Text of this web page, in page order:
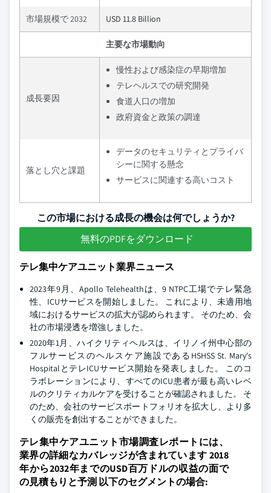
市場規模で 2032 USD 11.8 Billion
主要な市場動向
成長要因
慢性および感染症の早期増加
テレヘルスでの研究開発
食道人口の増加
政府資金と政策の調達
落とし穴と課題
データのセキュリティとプライバ
シーに関する懸念
サービスに関連する高いコスト
この市場における成長の機会は何でしょうか?
無料のPDFをダウンロード
テレ集中ケアユニット業界ニュース
2023年9月、Apollo Telehealthは、9 NTPC工場でテレ緊急
性、ICUサービスを開始しました。 これにより、未適用地
域におけるサービスの拡大が認められます。 そのため、会
社の市場浸透を増強しました。
2020年1月、ハイクリティヘルスは、イリノイ州中心部の
フルサービスのヘルスケア施設であるHSHSS St. Mary's
HospitalとテレICUサービス開始を発表しました。 このコ
ラボレーションにより、すべてのICU患者が最も高いレベ
ルのクリティカルケアを受けることが確認されました。 そ
のため、会社のサービスポートフォリオを拡大し、より多
くの販売を創出することができました。
テレ集中ケアユニット市場調査レポートには、
業界の詳細なカバレッジが含まれています 2018
年から2032年までのUSD百万ドルの収益の面で
の見積もりと予測 以下のセグメントの場合: